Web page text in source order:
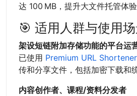
达 100 MB，提升大文件托管体验
🎯 适用人群与使用
架设短链附加存储功能的平台运
已使用 Premium URL Shortener
传和分享文件，包括加密下载和统
内容创作者、课程/资料分发者